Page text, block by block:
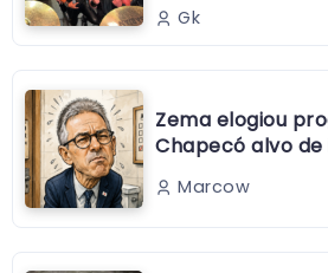
Gk
Zema elogiou
Chapecó alvo
Marcow